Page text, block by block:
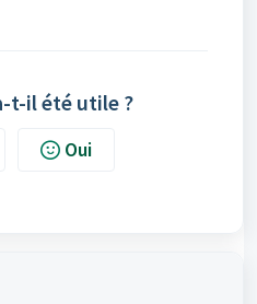
t-il été utile ?
Oui